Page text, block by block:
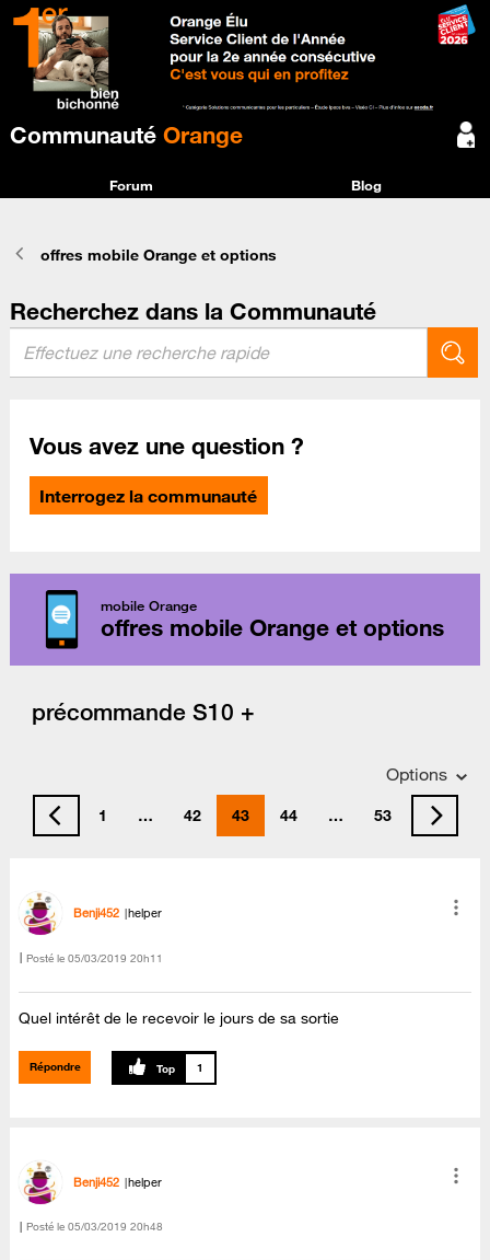
Communauté Orange
Forum Blog
offres mobile Orange et options
Recherchez dans la Communauté
Vous avez une question ?
Interrogez la communauté
mobile Orange
offres mobile Orange et options
précommande S10 +
Options
1 … 42 43 44 … 53
Benji452 helper
Posté le ‎05/03/2019 20h11
Quel intérêt de le recevoir le jours de sa sortie
Répondre 1
Benji452 helper
Posté le ‎05/03/2019 20h48